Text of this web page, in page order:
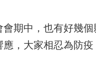
期中，也有好幾
，大家相忍為防疫